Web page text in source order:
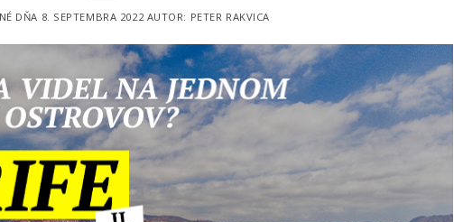
DŇA 8. SEPTEMBRA 2022AUTOR: PETER RAKVICA